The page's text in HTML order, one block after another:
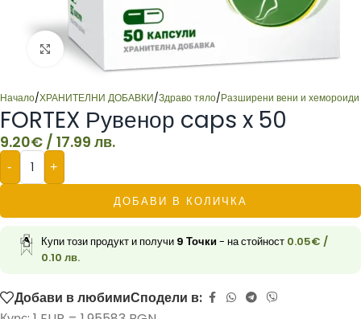
Click to enlarge
Начало/ХРАНИТЕЛНИ ДОБАВКИ/Здраво тяло/Разширени вени и хемороиди
FORTEX Рувенор caps x 50
9.20€ / 17.99 лв.
- +
ДОБАВИ В КОЛИЧКА
Купи този продукт и получи 9 Точки- на стойност 0.05€ /
0.10 лв.
Добави в любимиСподели в: